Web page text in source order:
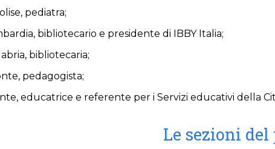
pediatra;
bibliotecario e presidente di IBBY Italia;
bibliotecaria;
pedagogista;
educatrice e referente per i Servizi educativi della
Le sezioni